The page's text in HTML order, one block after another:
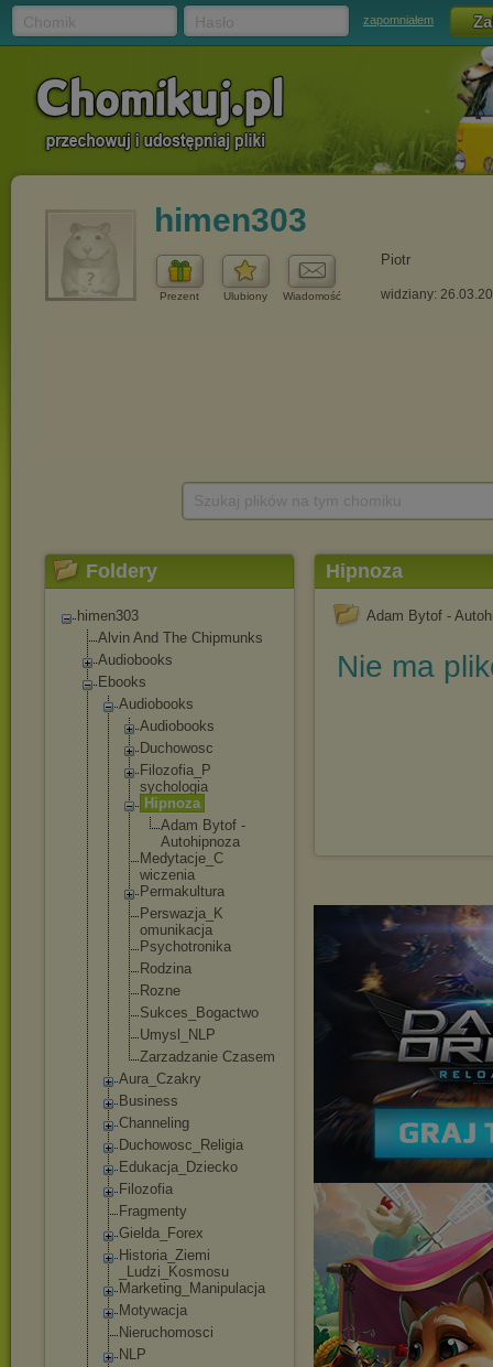
zapomniałem
himen303
Prezent Ulubiony Wiadomość
Piotr
widziany:
Foldery
himen303
Alvin And The Chipmunks
Audiobooks
Ebooks
Audiobooks
Audiobooks
Duchowosc
Filozofia_P
sychologia
Hipnoza
Adam Bytof -
Autohipnoza
Medytacje_C
wiczenia
Permakultura
Perswazja_K
omunikacja
Psychotroni ka
Rodzina
Rozne
Sukces_Bogactwo
Umysl_NLP
Zarzadzanie Czasem
Aura_Czakry
Business
Channeling
Duchowosc_Religia
Edukacja_Dziec ko
Filozofia
Fragmenty
Gielda_Forex
Historia_Ziemi
_Ludzi_Kosmosu
Marketing_Manipulacja
Motywacja
Nieruchomosci
NLP
Hipnoza
Adam Bytof -
Nie ma